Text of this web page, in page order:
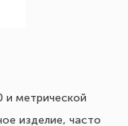
и метрической
изделие, часто